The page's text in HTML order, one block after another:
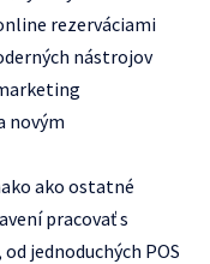
rezerváciami
nástrojov
novým
ako ostatné
pracovať s
jednoduchých POS